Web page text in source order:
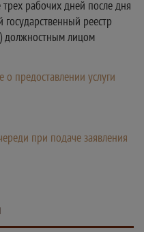
рабочих дней после дня
реестр
должностным лицом
о предоставлении услуги
при подаче заявления